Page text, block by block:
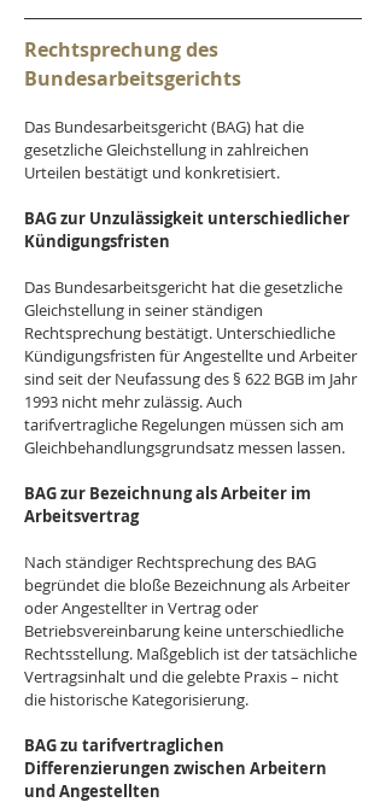
Rechtsprechung des
Bundesarbeitsgerichts
Das Bundesarbeitsgericht (BAG) hat die
gesetzliche Gleichstellung in zahlreichen
Urteilen bestätigt und konkretisiert.
BAG zur Unzulässigkeit unterschiedlicher
Kündigungsfristen
Das Bundesarbeitsgericht hat die gesetzliche
Gleichstellung in seiner ständigen
Rechtsprechung bestätigt. Unterschiedliche
Kündigungsfristen für Angestellte und Arbeiter
sind seit der Neufassung des § 622 BGB im Jahr
1993 nicht mehr zulässig. Auch
tarifvertragliche Regelungen müssen sich am
Gleichbehandlungsgrundsatz messen lassen.
BAG zur Bezeichnung als Arbeiter im
Arbeitsvertrag
Nach ständiger Rechtsprechung des BAG
begründet die bloße Bezeichnung als Arbeiter
oder Angestellter in Vertrag oder
Betriebsvereinbarung keine unterschiedliche
Rechtsstellung. Maßgeblich ist der tatsächliche
Vertragsinhalt und die gelebte Praxis – nicht
die historische Kategorisierung.
BAG zu tarifvertraglichen
Differenzierungen zwischen Arbeitern
und Angestellten